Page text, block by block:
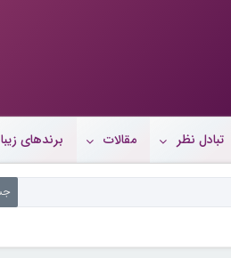
تبادل نظر مقالات برندهای زیبا